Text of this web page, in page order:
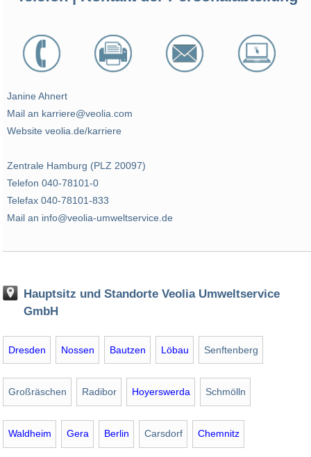
Janine Ahnert
Mail an karriere@veolia.com
Website veolia.de/karriere
Zentrale Hamburg (PLZ 20097)
Telefon 040-78101-0
Telefax 040-78101-833
Mail an info@veolia-umweltservice.de
Hauptsitz und Standorte Veolia Umweltservice
GmbH
Dresden Nossen Bautzen Löbau Senftenberg
Großräschen Radibor Hoyerswerda Schmölln
Waldheim Gera Berlin Carsdorf Chemnitz